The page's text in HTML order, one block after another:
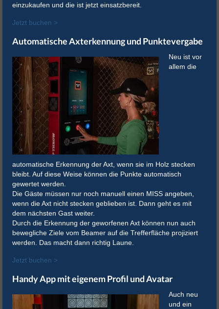
einzukaufen und die ist jetzt einsatzbereit.
Jetzt buchen >
Automatische Axterkennung und Punktevergabe
Neu ist vor
allem die
automatische Erkennung der Axt, wenn sie im Holz stecken
bleibt. Auf diese Weise können die Punkte automatisch
gewertet werden.
Die Gäste müssen nur noch manuell einen MISS angeben,
wenn die Axt nicht stecken geblieben ist. Dann geht es mit
dem nächsten Gast weiter.
Durch die Erkennung der geworfenen Axt können nun auch
bewegliche Ziele vom Beamer auf die Trefferfläche projiziert
werden. Das macht dann richtig Laune.
Jetzt buchen >
Handy App mit eigenem Profil und Avatar
Auch neu
und ein